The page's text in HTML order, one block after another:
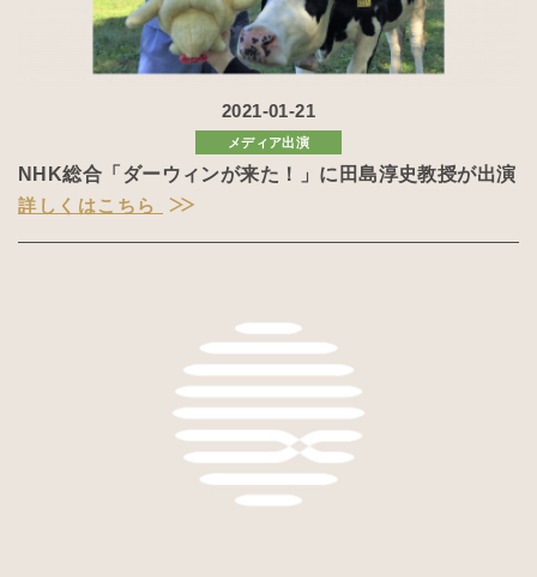
2021-01-21
メディア出演
NHK総合「ダーウィンが来た！」に田島淳史教授が出演
詳しくはこちら